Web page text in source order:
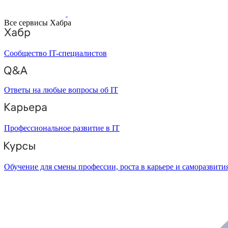
Все сервисы Хабра
Сообщество IT-специалистов
Ответы на любые вопросы об IT
Профессиональное развитие в IT
Обучение для смены профессии, роста в карьере и